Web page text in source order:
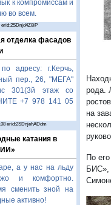
к компромиссам и
во всем.
отделка фасадов
адресу: г.Керчь,
пер., 26, "МЕГА"
301(3й этаж со
+7 978 141 05
erid:2SDnjehADdm
катания в
а у нас на льду
и комфортно.
сменить зной на
активно!
рода.
на
По
БИС»,